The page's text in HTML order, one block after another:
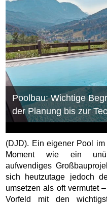
Poolbau: Wichtige
der Planung bis zur
(DJD). Ein eigener Pool
Moment wie ein
aufwendiges
sich heutzutage jedoch
umsetzen als oft vermutet
Vorfeld mit den